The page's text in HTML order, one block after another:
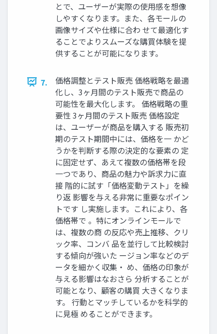
とで、ユーザーが実際の使用感を想像
しやすくなります。また、各モールの
画像サイズや仕様に合わ せて最適化す
ることでよりスムーズな購買体験を提
供することが可能になります。
7.
価格調整とテスト販売 価格戦略を最適
化し、3ヶ月間のテスト販売で商品の
可能性を最大化します。 価格戦略の重
要性 3ヶ月間のテスト販売 価格設定
は、ユーザーが商品を購入する 販売初
期のテスト期間中には、価格を一 かど
うかを判断する際の決定的な要素の 定
に固定せず、あえて複数の価格帯を段
一つであり、商品の魅力や訴求力に直
接 階的に試す「価格変動テスト」を繰
り返 影響を与える非常に重要なポイン
トです し実施します。これにより、各
価格帯で 。特にオンラインモールで
は、複数の商 の反応や売上推移、クリ
ック率、コンバ 品を並行して比較検討
する傾向が強いた ージョン率などのデ
ータを細かく収集・ め、価格の印象が
与える影響はなおさら 分析することが
可能となり、顧客の購買 大きくなりま
す。 行動とマッチしているかを科学的
に見極 めることができます。